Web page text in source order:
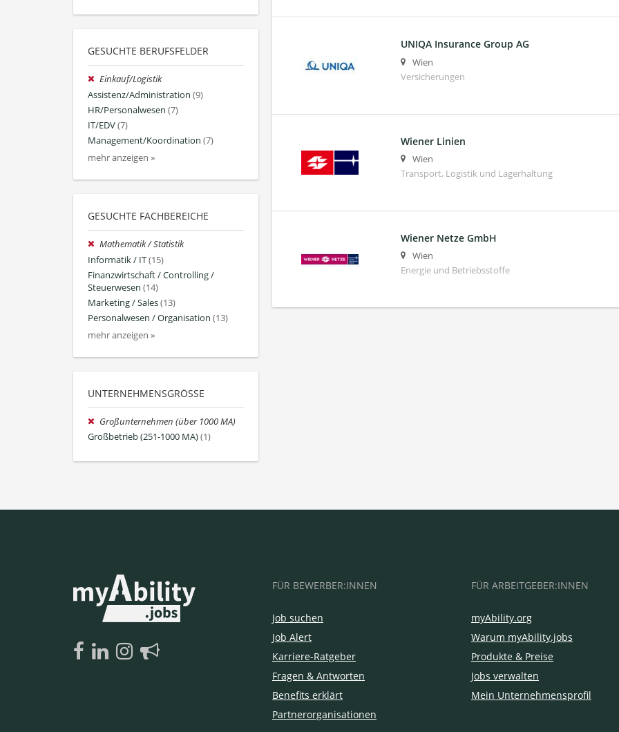
GESUCHTE BERUFSFELDER
Einkauf/Logistik
Assistenz/Administration (9)
HR/Personalwesen (7)
IT/EDV(7)
Management/Koordination (7)
mehr anzeigen »
GESUCHTE FACHBEREICHE
Mathematik / Statistik
Informatik / IT(15)
Finanzwirtschaft / Controlling /
Steuerwesen (14)
Marketing / Sales(13)
Personalwesen / Organisation (13)
mehr anzeigen »
UNTERNEHMENSGRÖSSE
Großunternehmen (über 1000 MA)
Großbetrieb (251-1000 MA)(1)
UNIQA Insurance Group AG
Wien
Versicherungen
Wiener Linien
Wien
Transport, Logistik und Lagerhaltung
Wiener Netze GmbH
Wien
Energie und Betriebsstoffe
FÜR BEWERBER:INNEN
Job suchen
Job Alert
Karriere-Ratgeber
Fragen & Antworten
Benefits erklärt
Partnerorganisationen
FÜR ARBEITGEBER:INNEN
myAbility.org
Warum myAbility.jobs
Produkte & Preise
Jobs verwalten
Mein Unternehmensprofil